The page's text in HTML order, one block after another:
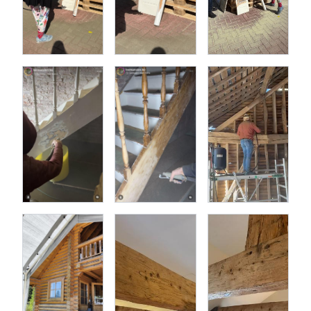
meerdere keren te gebruiken, mits je eenzeefgebruikt
om vuil te verwijderen
De straalkorrels voor het stralen van houten oppervlakken
voor andere zaken ingezet worden en krijgt op deze manier
toch een nieuw leven. Verder dient het straalgrit voor
houtstralen als
waardig alternatief voor olivinezand,
aangezien deze grondstof steeds schaarser wordt.
Het straalzand voor hout wordt in 10 zakken van 20 kg
geleverd. Deze voordelige bundel voorziet jou van 200 kg aan
straalkorrels. Het is ook een optie om het straalgrit voor
houtstraalwerkzaamheden perzak,5 zakkenof20 zakkenaan
te schaffen.
Ben je op zoek naar het perfecte straalmiddel voor jouw
klus? Lees ons artikel "
Zo kies je het perfecte straalmiddel"
opgesteld door onze experts of neem contact op met onze
klantenservice. We adviseren je graag verder over de beste
oplossing.Nog meer inspiratie voor het stralen nodig?